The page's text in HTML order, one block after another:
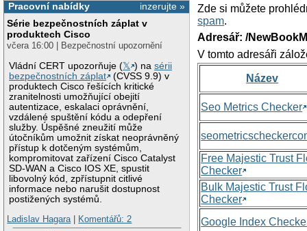
inzerujte »
Pracovní nabídky
Série bezpečnostních záplat v
produktech Cisco
včera 16:00 | Bezpečnostní upozornění
Vládní CERT upozorňuje (𝕏 ) nasérii
bezpečnostních záplat
(CVSS 9.9) v
produktech Cisco řešících kritické
zranitelnosti umožňující obejití
autentizace, eskalaci oprávnění,
vzdálené spuštění kódu a odepření
služby. Úspěšné zneužití může
útočníkům umožnit získat neoprávněný
přístup k dotčeným systémům,
kompromitovat zařízení Cisco Catalyst
SD-WAN a Cisco IOS XE, spustit
libovolný kód, zpřístupnit citlivé
informace nebo narušit dostupnost
postižených systémů.
Ladislav Hagara| Komentářů: 2
Zde si můžete
spam.
Adresář: /
V tomto adresáři
Název
Seo Metrics Checker
Free Majestic Trust
Checker
Bulk Majestic Trust
Checker
Google Index